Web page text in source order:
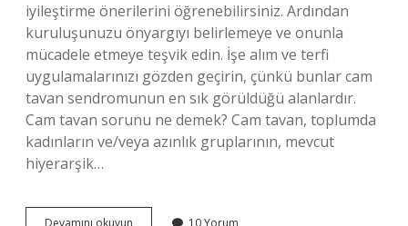
iyileştirme önerilerini öğrenebilirsiniz. Ardından
kuruluşunuzu önyargıyı belirlemeye ve onunla
mücadele etmeye teşvik edin. İşe alım ve terfi
uygulamalarınızı gözden geçirin, çünkü bunlar cam
tavan sendromunun en sık görüldüğü alanlardır.
Cam tavan sorunu ne demek? Cam tavan, toplumda
kadınların ve/veya azınlık gruplarının, mevcut
hiyerarşik…
Devamını okuyun 10 Yorum